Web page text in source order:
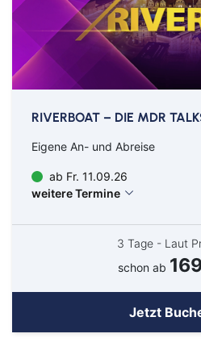
Ab Amsterdam
Ab Basel
Ab Berlin
Ab Bremen
Ab Düsseldorf
Ab Frankfurt
Ab Hamburg
Ab Köln/Bonn
Ab München
Ab Münster/
Ab Nürnberg
RIVERBOAT – DIE MDR
Eigene An- und Abreise
ab Fr. 11.09.26
weitere Termine
3 Tage - Laut
schon ab
Jetzt